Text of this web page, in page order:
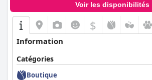
Voir les disponibilités
$
Information
Catégories
Boutique